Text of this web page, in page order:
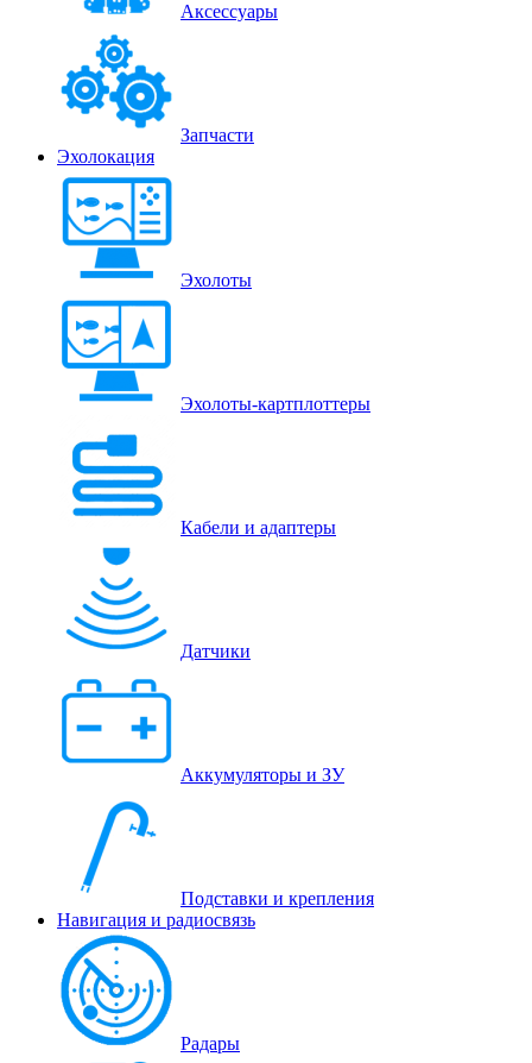
Аксессуары
Запчасти
Эхолокация
Эхолоты
Эхолоты-картплоттеры
Кабели и адаптеры
Датчики
Аккумуляторы и ЗУ
Подставки и крепления
Навигация и радиосвязь
Радары